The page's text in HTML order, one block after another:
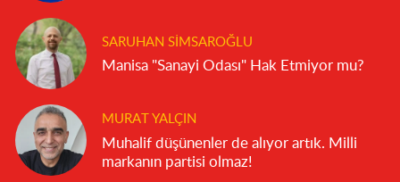
SARUHAN SIMSAROĞLU
Manisa "Sanayi Odası" Hak Etmiyor mu?
MURAT YALÇIN
Muhalif düşünenler de alıyor artık. Milli
markanın partisi olmaz!